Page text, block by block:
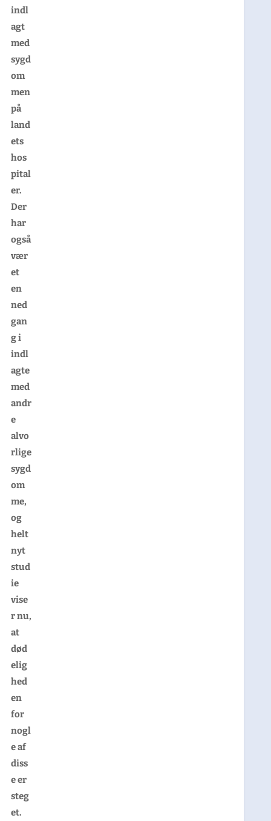
indl
agt
med
sygd
om
men
på
land
ets
hos
pital
er.
Der
har
også
vær
et
en
ned
gan
g i
indl
agte
med
andr
e
alvo
rlige
sygd
om
me,
og
helt
nyt
stud
ie
vise
r nu,
at
død
elig
hed
en
for
nogl
e af
diss
e er
steg
et.